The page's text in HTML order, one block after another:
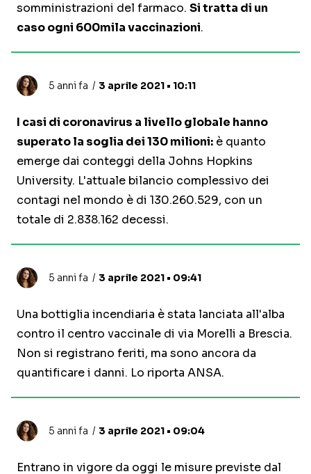
somministrazioni del farmaco. Si tratta di un
caso ogni 600mila vaccinazioni.
5 anni fa 3 aprile 2021 • 10:11
I casi di coronavirus a livello globale hanno
superato la soglia dei 130 milioni: è quanto
emerge dai conteggi della Johns Hopkins
University. L'attuale bilancio complessivo dei
contagi nel mondo è di 130.260.529, con un
totale di 2.838.162 decessi.
5 anni fa 3 aprile 2021 • 09:41
Una bottiglia incendiaria è stata lanciata all'alba
contro il centro vaccinale di via Morelli a Brescia.
Non si registrano feriti, ma sono ancora da
quantificare i danni. Lo riporta ANSA.
5 anni fa 3 aprile 2021 • 09:04
Entrano in vigore da oggi le misure previste dal